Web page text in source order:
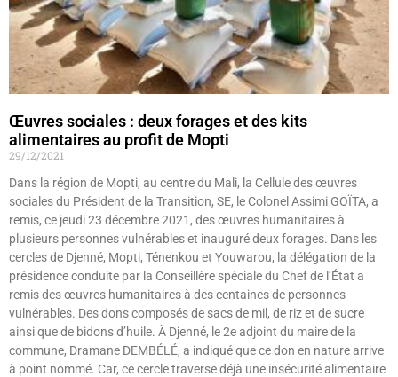
Œuvres sociales : deux forages et des kits
alimentaires au profit de Mopti
29/12/2021
Dans la région de Mopti, au centre du Mali, la Cellule des œuvres
sociales du Président de la Transition, SE, le Colonel Assimi GOÏTA, a
remis, ce jeudi 23 décembre 2021, des œuvres humanitaires à
plusieurs personnes vulnérables et inauguré deux forages. Dans les
cercles de Djenné, Mopti, Ténenkou et Youwarou, la délégation de la
présidence conduite par la Conseillère spéciale du Chef de l’État a
remis des œuvres humanitaires à des centaines de personnes
vulnérables. Des dons composés de sacs de mil, de riz et de sucre
ainsi que de bidons d’huile. À Djenné, le 2e adjoint du maire de la
commune, Dramane DEMBÉLÉ, a indiqué que ce don en nature arrive
à point nommé. Car, ce cercle traverse déjà une insécurité alimentaire